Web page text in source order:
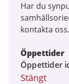
Har du
kontakta oss.
Öppettider
Öppettider
Stängt